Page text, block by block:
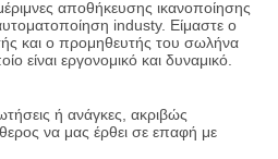
μέριμνες αποθήκευσης ικανοποίησης
industy. Είμαστε ο
και ο προμηθευτής του σωλήνα
είναι εργονομικό και δυναμικό.
ή ανάγκες, ακριβώς
να μας έρθει σε επαφή με